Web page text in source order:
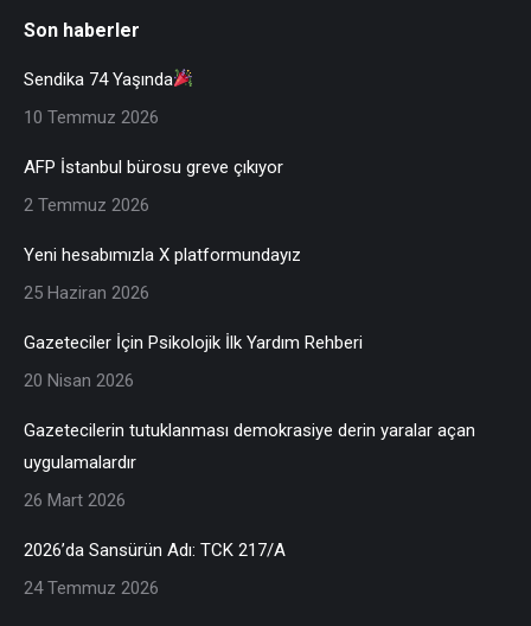
Son haberler
Sendika 74 Yaşında
10 Temmuz 2026
AFP İstanbul bürosu greve çıkıyor
2 Temmuz 2026
Yeni hesabımızla X platformundayız
25 Haziran 2026
Gazeteciler İçin Psikolojik İlk Yardım Rehberi
20 Nisan 2026
Gazetecilerin tutuklanması demokrasiye derin yaralar açan
uygulamalardır
26 Mart 2026
2026’da Sansürün Adı: TCK 217/A
24 Temmuz 2026